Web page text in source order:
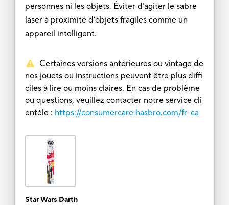
personnes ni les objets. Éviter d’agiter le sabre
laser à proximité d’objets fragiles comme un
appareil intelligent.
Certaines versions antérieures ou vintage de
nos jouets ou instructions peuvent être plus diffi
ciles à lire ou moins claires. En cas de problème
ou questions, veuillez contacter notre service cli
entèle : https://consumercare.hasbro.com/fr-ca
Star Wars Darth